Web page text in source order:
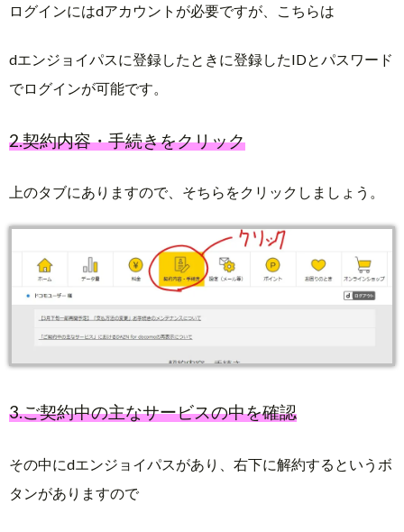
ログインにはdアカウントが必要ですが、こちらは
dエンジョイパスに登録したときに登録したIDとパスワード
でログインが可能です。
2.契約内容・手続きをクリック
上のタブにありますので、そちらをクリックしましょう。
3.ご契約中の主なサービスの中を確認
その中にdエンジョイパスがあり、右下に解約するというボ
タンがありますので